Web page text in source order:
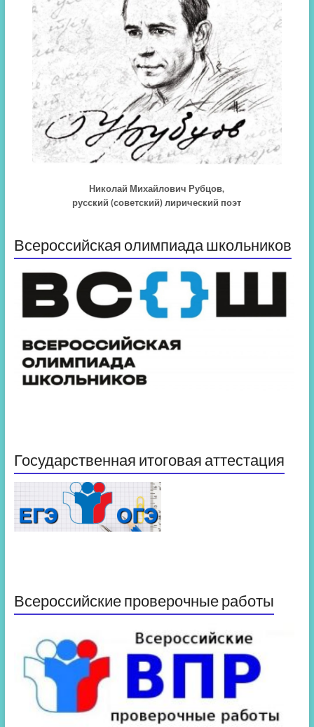
Николай Михайлович Рубцов,
русский (советский) лирический поэт
Всероссийская олимпиада школьников
Государственная итоговая аттестация
Всероссийские проверочные работы